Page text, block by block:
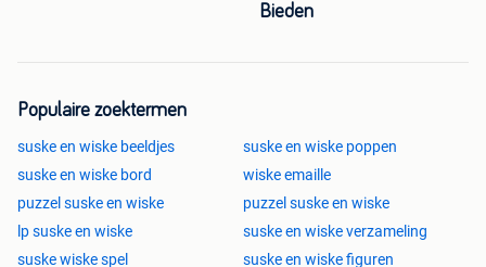
Bieden
Populaire zoektermen
suske en wiske beeldjes
suske en wiske poppen
suske en wiske bord
wiske emaille
puzzel suske en wiske
puzzel suske en wiske
lp suske en wiske
suske en wiske verzameling
suske wiske spel
suske en wiske figuren